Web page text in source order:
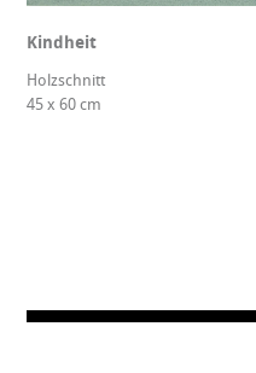
Kindheit
Holzschnitt
45 x 60 cm